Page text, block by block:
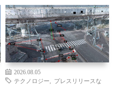
2026.08.05
テクノロジー
プレスリリースな